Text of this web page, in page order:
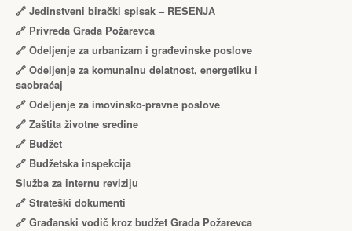
🔗 Jedinstveni birački spisak – RЕŠЕNJA
🔗 Privreda Grada Požarevca
🔗 Odeljenje za urbanizam i građevinske poslove
🔗 Odeljenje za komunalnu delatnost, energetiku i
saobraćaj
🔗 Odeljenje za imovinsko-pravne poslove
🔗 Zaštita životne sredine
🔗 Budžet
🔗 Budžetska inspekcija
Služba za internu reviziju
🔗 Strateški dokumenti
🔗 Građanski vodič kroz budžet Grada Požarevca